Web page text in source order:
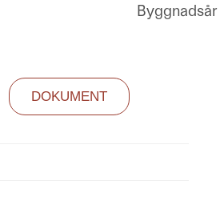
Byggnadsår
DOKUMENT